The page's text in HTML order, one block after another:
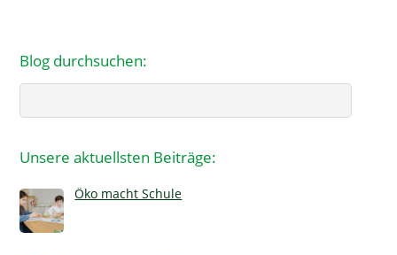
Blog durchsuchen:
Unsere aktuellsten Beiträge:
Öko macht Schule